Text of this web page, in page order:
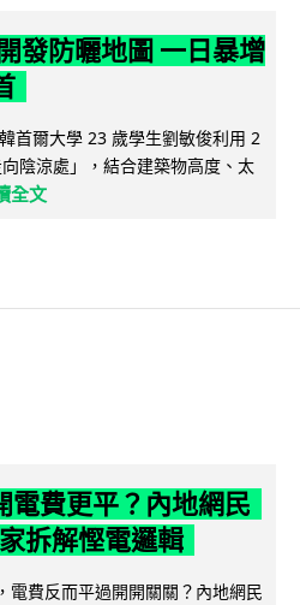
發防曬地圖 一日暴增
首爾大學 23 歲學生劉敏俊利用 2
陰涼處」，結合建築物高度、太
全文
電費更平？內地網民
拆解慳電邏輯
電費反而平過開開關關？內地網民